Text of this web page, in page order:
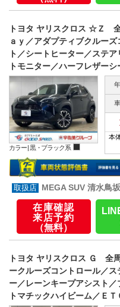
トヨタ ヤリスクロス ☆Ｚ
ａｙ／アダプティブクルー
ト／シートヒーター／ステ
トモニター／ハーフレザーシ
カラー |黒・ブラック系
本
MEGA SUV 清水鳥
在庫確認
来店予約
（無料）
トヨタ ヤリスクロス Ｇ 全
ークルーズコントロール／
ー／レーンキープアシスト
トマチックハイビーム／ＥＴ